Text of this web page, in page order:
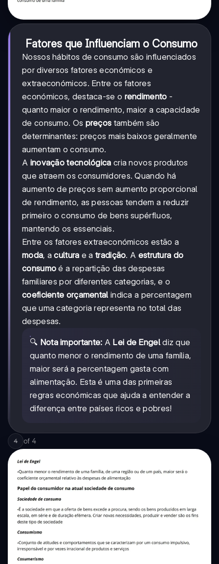
Fatores que Influenciam o Consumo
Nossos hábitos de consumo são influenciados
por diversos fatores económicos e
extraeconómicos. Entre os fatores
económicos, destaca-se o rendimento -
quanto maior o rendimento, maior a capacidade
de consumo. Os preços também são
determinantes: preços mais baixos geralmente
aumentam o consumo.
A inovação tecnológica cria novos produtos
que atraem os consumidores. Quando há
aumento de preços sem aumento proporcional
de rendimento, as pessoas tendem a reduzir
primeiro o consumo de bens supérfluos,
mantendo os essenciais.
Entre os fatores extraeconómicos estão a
moda, acultura e atradição. A estrutura do
consumo é a repartição das despesas
familiares por diferentes categorias, e o
coeficiente orçamental indica a percentagem
que uma categoria representa no total das
despesas.
🔍 Nota importante: A Lei de Engeldiz que
quanto menor o rendimento de uma família,
maior será a percentagem gasta com
alimentação. Esta é uma das primeiras
regras económicas que ajuda a entender a
diferença entre países ricos e pobres!
4 of 4